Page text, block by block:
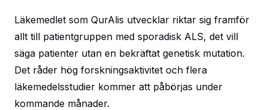
Läkemedlet som QurAlis utvecklar riktar sig framför
allt till patientgruppen med sporadisk ALS, det vill
säga patienter utan en bekräftat genetisk mutation.
Det råder hög forskningsaktivitet och flera
läkemedelsstudier kommer att påbörjas under
kommande månader.